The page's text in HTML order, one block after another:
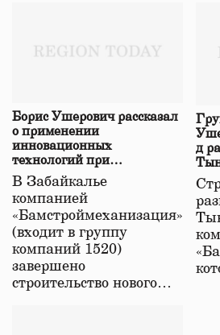
Борис Ушерович рассказал
о применении
инновационных
технологий при
строительстве нового моста
в Забайкалье
В Забайкалье
компанией
«Бамстроймеханизация»
(входит в группу
компаний 1520)
завершено
строительство нового…
д